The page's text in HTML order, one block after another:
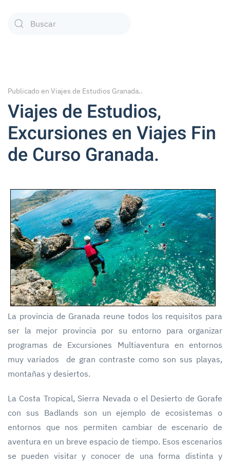
Publicado en Viajes de Estudios Granada..
Viajes de Estudios,
Excursiones en Viajes Fin
de Curso Granada.
La provincia de Granada reune todos los requisitos para
ser la mejor provincia por su entorno para organizar
programas de Excursiones Multiaventura en entornos
muy variados de gran contraste como son sus playas,
montañas y desiertos.
La Costa Tropical, Sierra Nevada o el Desierto de Gorafe
con sus Badlands son un ejemplo de ecosistemas o
entornos que nos permiten cambiar de escenario de
aventura en un breve espacio de tiempo. Esos escenarios
se pueden visitar y conocer de una forma distinta y